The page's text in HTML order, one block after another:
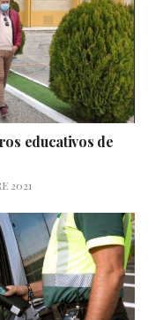
educativos de
2021